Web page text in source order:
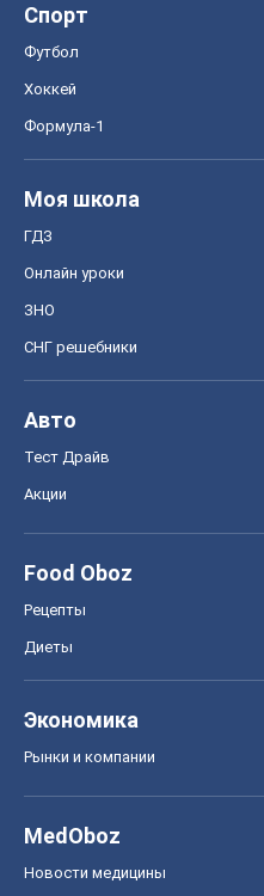
Спорт
Футбол
Хоккей
Формула-1
Моя школа
ГДЗ
Онлайн уроки
ЗНО
СНГ решебники
Авто
Тест Драйв
Акции
Food Oboz
Рецепты
Диеты
Экономика
Рынки и компании
MedOboz
Новости медицины